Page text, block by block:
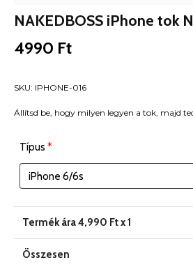
NAKEDBOSS iPhone tok
4990 Ft
SKU: IPHONE-016
Állítsd be, hogy milyen legyen a tok, majd
Típus *
Termék ára4,990 Ft x 1
Összesen